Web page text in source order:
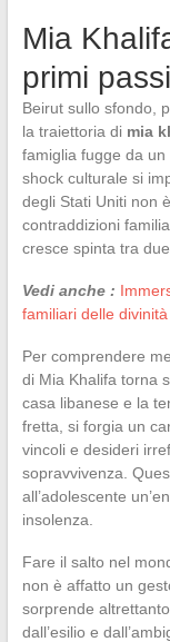
Mia
primi
Beirut sullo sfondo,
la traiettoria di mia
famiglia fugge da un
shock culturale si
degli Stati Uniti non
contraddizioni
cresce spinta tra
Vedi anche :
familiari delle
Per comprendere
di Mia Khalifa torna
casa libanese e la
fretta, si forgia un
vincoli e desideri
sopravvivenza.
all’adolescente
insolenza.
Fare il salto nel
non è affatto un
sorprende
dall’esilio e